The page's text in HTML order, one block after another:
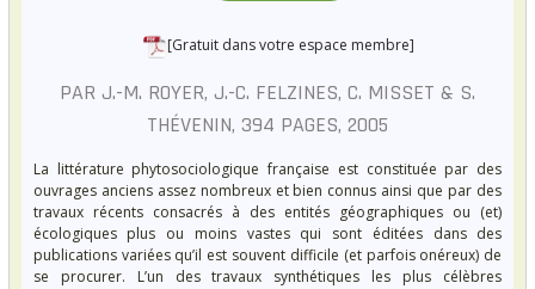
[Gratuit dans votre espace membre]
PAR J.-M. ROYER, J.-C. FELZINES, C. MISSET & S.
THÉVENIN, 394 PAGES, 2005
La littérature phytosociologique française est constituée par des
ouvrages anciens assez nombreux et bien connus ainsi que par des
travaux récents consacrés à des entités géographiques ou (et)
écologiques plus ou moins vastes qui sont éditées dans des
publications variées qu’il est souvent difficile (et parfois onéreux) de
se procurer. L’un des travaux synthétiques les plus célèbres